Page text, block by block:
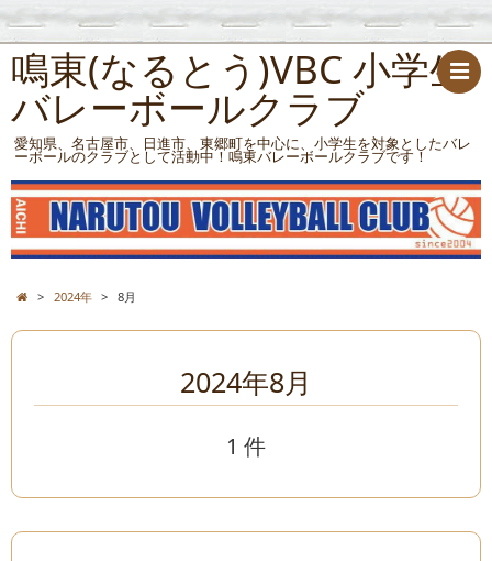
鳴東(なるとう)VBC 小学生
バレーボールクラブ
愛知県、名古屋市、日進市、東郷町を中心に、小学生を対象としたバレ
ーボールのクラブとして活動中！鳴東バレーボールクラブです！
> 2024年 > 8月
2024年8月
1 件